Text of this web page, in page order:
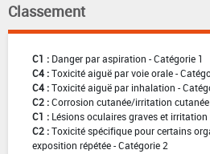
Classement
C1 : Danger par aspiration - Catégorie 1
C4 :Toxicité aiguë par voie orale -
C4 :Toxicité aiguë par inhalation -
C2 :Corrosion cutanée/irritation cutanée
C1 : Lésions oculaires graves et irritation
C2 :Toxicité spécifique pour certains
exposition répétée - Catégorie 2